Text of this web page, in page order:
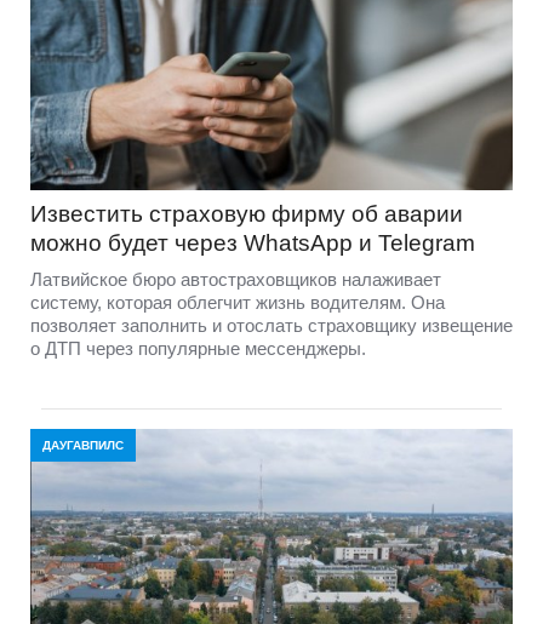
Известить страховую фирму об аварии
можно будет через WhatsApp и Telegram
Латвийское бюро автостраховщиков налаживает
систему, которая облегчит жизнь водителям. Она
позволяет заполнить и отослать страховщику извещение
о ДТП через популярные мессенджеры.
ДАУГАВПИЛС